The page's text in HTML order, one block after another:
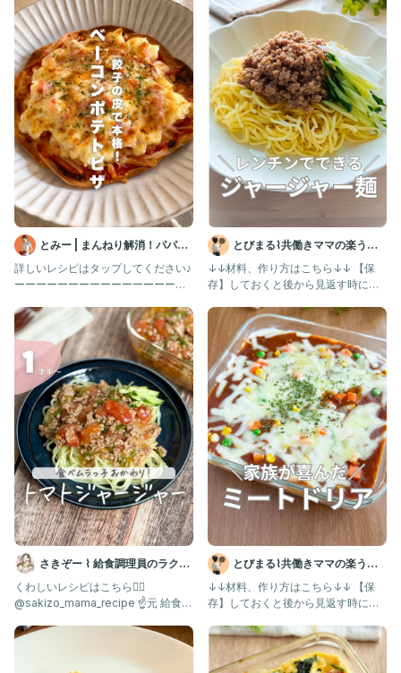
とみー | まんねり解消！パパっ
とラクうまレシピ
詳しいレシピはタップしてください♪
ーーーーーーーーーーーーーーーー
さきぞー ⌇ 給食調理員のラクう
ま幼児食
くわしいレシピはこちら💁‍♀️ ⁡
@sakizo_mama_recipe ☝️元 給食の
とびまる⌇共働きママの楽うま
レシピ
↓↓材料、作り方はこちら↓↓ 【保
存】しておくと後から見返す時に便
とびまる⌇共働きママの楽うま
レシピ
↓↓材料、作り方はこちら↓↓ 【保
存】しておくと後から見返す時に便